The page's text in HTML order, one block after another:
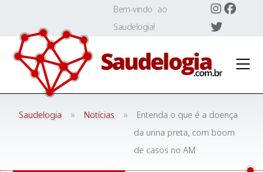
content
Bem-vindo ao
Saudelogia!
Saudelogia » Notícias »
Entenda o que é a doença
da urina preta, com boom
de casos no AM